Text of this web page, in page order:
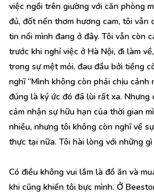
việc ngồi trên giường với căn phòng
đủ, đốt nến thơm hương cam, tôi vẫn
tin nổi mình đang ở đây. Tôi vẫn còn
trước khi nghỉ việc ở Hà Nội, đi làm
trong sự mệt mỏi, đau đầu bởi tiếng
nghĩ “Mình không còn phải chịu cảnh
đúng là ký ức đó đã lùi rất xa. Nhưng
cảm nhận sự hữu hạn của thời gian
nhiều, nhưng tôi không còn nghĩ về
thực tại nữa. Tôi hài lòng với những
Có điều không vui lắm là đồ ăn và
khi cũng khiến tôi bực mình. Ở